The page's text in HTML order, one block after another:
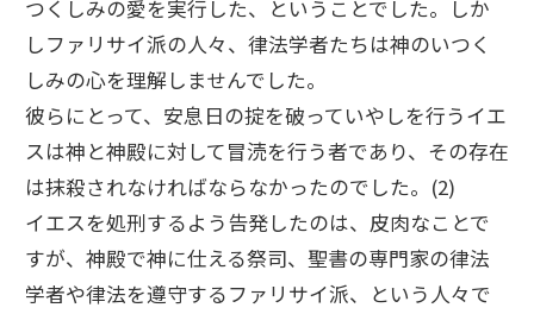
つくしみの愛を実行した、ということでした。しか
しファリサイ派の人々、律法学者たちは神のいつく
しみの心を理解しませんでした。
彼らにとって、安息日の掟を破っていやしを行うイエ
スは神と神殿に対して冒涜を行う者であり、その存在
は抹殺されなければならなかったのでした。(2)
イエスを処刑するよう告発したのは、皮肉なことで
すが、神殿で神に仕える祭司、聖書の専門家の律法
学者や律法を遵守するファリサイ派、という人々で